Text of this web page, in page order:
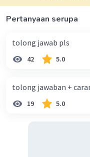
Pertanyaan serupa
tolong jawab pls
42 5.0
tolong jawaban +
19 5.0